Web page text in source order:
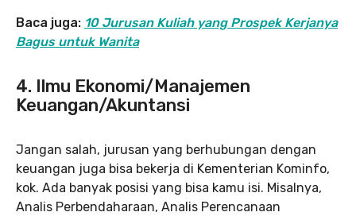
Baca juga: 10 Jurusan Kuliah yang Prospek Kerjanya
Bagus untuk Wanita
4. Ilmu Ekonomi/Manajemen
Keuangan/Akuntansi
Jangan salah, jurusan yang berhubungan dengan
keuangan juga bisa bekerja di Kementerian Kominfo,
kok. Ada banyak posisi yang bisa kamu isi. Misalnya,
Analis Perbendaharaan, Analis Perencanaan